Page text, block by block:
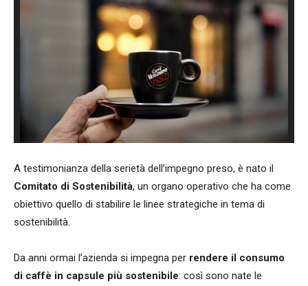
A testimonianza della serietà dell’impegno preso, è nato il
Comitato di Sostenibilità, un organo operativo che ha come
obiettivo quello di stabilire le linee strategiche in tema di
sostenibilità.
Da anni ormai l’azienda si impegna per rendere il consumo
di caffè in capsule più sostenibile: così sono nate le